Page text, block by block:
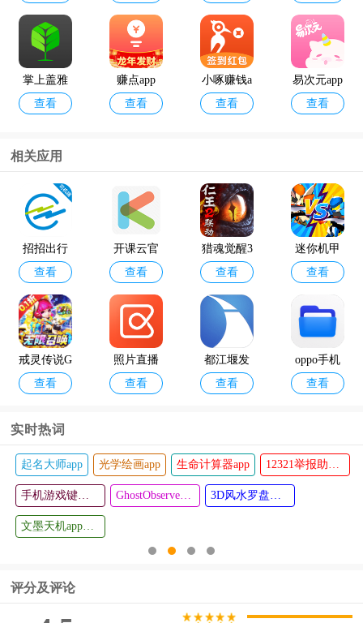
最新版
掌上盖雅
考勤app官
查看
赚点app
查看
小啄赚钱a
pp
查看
易次元app
查看
12398能源
监管热线a
pp官方版
查看
geektyper
模拟黑客
软件手机
版
查看
相关应用
招招出行
司机端
查看
开课云官
方版
查看
猎魂觉醒3
60版本
查看
迷你机甲
大乱斗官
查看
戒灵传说G
M版
查看
照片直播
平台享像
查看
都江堰发
布平台
查看
oppo手机
文件管理a
查看
麦兔小说a
pp(花溪小
说)
查看
正点工具
箱apk
查看
实时热词
起名大师app 光学绘画app 生命计算器app 12321举报助手app
手机游戏键盘模拟器(Game Keyboard+) GhostObserver鬼魂探测器最新版 3D风水罗盘手机版
文墨天机app最新版
评分及评论